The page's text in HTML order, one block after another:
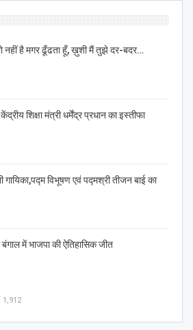
नहीं है मगर ढूँढता हूँ, ख़ुशी मैं तुझे दर-बदर…
शिक्षा मंत्री धर्मेंद्र प्रधान का इस्तीफा
गायिका,पद्म विभूषण एवं पद्मश्री तीजन बाई का
में भाजपा की ऐतिहासिक जीत
1,912